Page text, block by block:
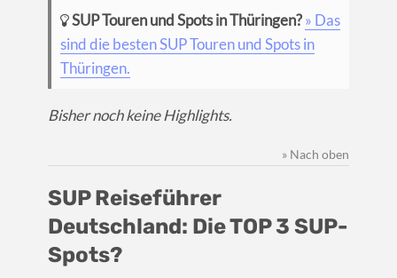
SUP Touren und Spots in Thüringen?» Das
sind die besten SUP Touren und Spots in
Thüringen.
Bisher noch keine Highlights.
» Nach oben
SUP Reiseführer
Deutschland: Die TOP 3 SUP-
Spots?